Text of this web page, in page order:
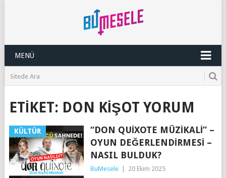
MENÜ
ETIKET: DON KIŞOT YORUM
KÜLTÜR
“DON QUIXOTE MÜZIKALI” –
OYUN DEĞERLENDIRMESI –
NASIL BULDUK?
BuMesele 20 Ekim 2025